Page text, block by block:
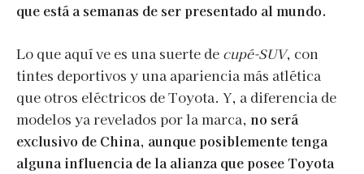
que está a semanas de ser presentado al mundo.
Lo que aquí ve es una suerte de cupé-SUV, con
tintes deportivos y una apariencia más atlética
que otros eléctricos de Toyota. Y, a diferencia de
modelos ya revelados por la marca, no será
exclusivo de China, aunque posiblemente tenga
alguna influencia de la alianza que posee Toyota